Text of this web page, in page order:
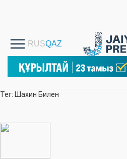
Тег: Шахин Билен